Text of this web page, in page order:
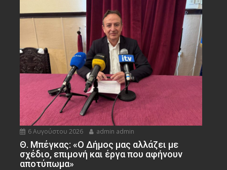
6 Αυγούστου 2026 admin admin
Θ. Μπέγκας: «Ο Δήμος μας αλλάζει με
σχέδιο, επιμονή και έργα που αφήνουν
αποτύπωμα»